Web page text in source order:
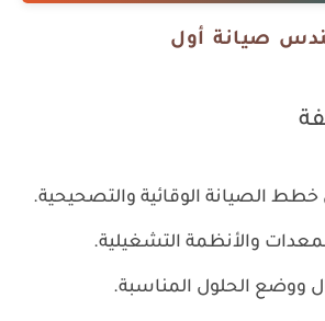
الصيانة الوقائية والتصحيحية.
والأنظمة التشغيلية.
ووضع الحلول المناسبة.